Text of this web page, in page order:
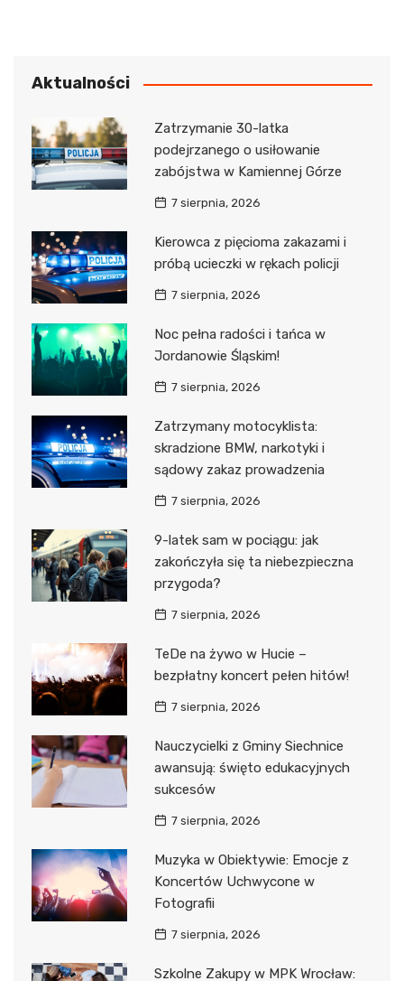
Aktualności
Zatrzymanie 30-latka
podejrzanego o usiłowanie
zabójstwa w Kamiennej Górze
7 sierpnia, 2026
Kierowca z pięcioma zakazami i
próbą ucieczki w rękach policji
7 sierpnia, 2026
Noc pełna radości i tańca w
Jordanowie Śląskim!
7 sierpnia, 2026
Zatrzymany motocyklista:
skradzione BMW, narkotyki i
sądowy zakaz prowadzenia
7 sierpnia, 2026
9-latek sam w pociągu: jak
zakończyła się ta niebezpieczna
przygoda?
7 sierpnia, 2026
TeDe na żywo w Hucie –
bezpłatny koncert pełen hitów!
7 sierpnia, 2026
Nauczycielki z Gminy Siechnice
awansują: święto edukacyjnych
sukcesów
7 sierpnia, 2026
Muzyka w Obiektywie: Emocje z
Koncertów Uchwycone w
Fotografii
7 sierpnia, 2026
Szkolne Zakupy w MPK Wrocław: